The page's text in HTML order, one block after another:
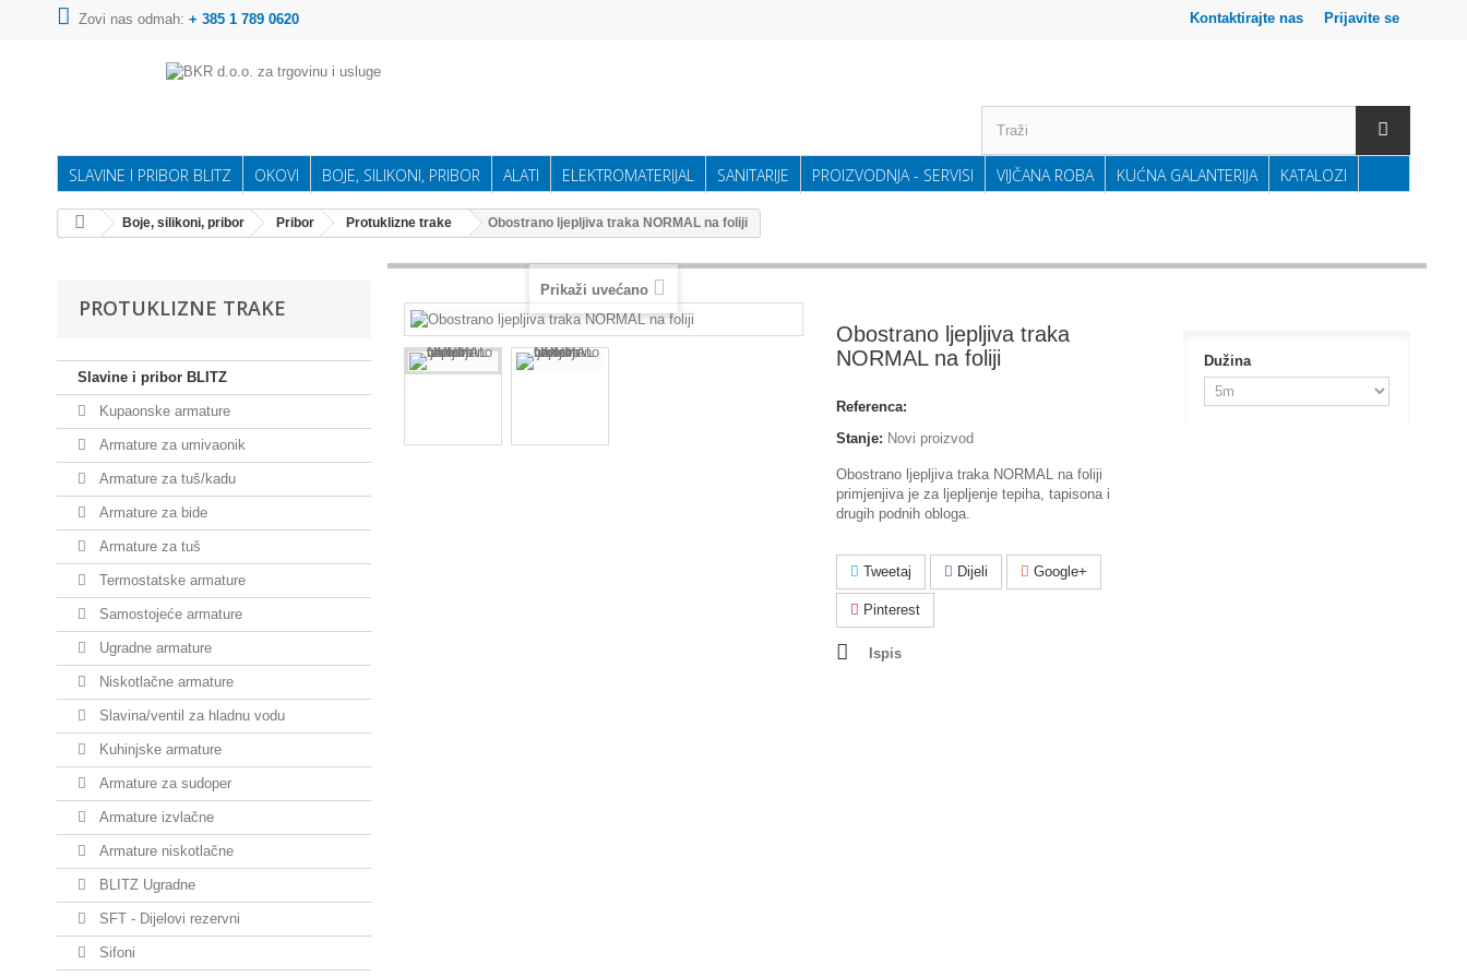
Prijavite se
Kontaktirajte nas
Zovi nas odmah: + 385 1 789 0620
SLAVINE I PRIBOR BLITZ OKOVI BOJE, SILIKONI, PRIBOR ALATI ELEKTROMATERIJAL SANITARIJE PROIZVODNJA - SERVISI VIJČANA ROBA KUĆNA GALANTERIJA KATALOZI
Boje, silikoni, pribor Pribor Protuklizne trake Obostrano ljepljiva traka NORMAL na foliji
PROTUKLIZNE TRAKE
Slavine i pribor BLITZ
Kupaonske armature
Armature za umivaonik
Armature za tuš/kadu
Armature za bide
Armature za tuš
Termostatske armature
Samostojeće armature
Ugradne armature
Niskotlačne armature
Slavina/ventil za hladnu vodu
Kuhinjske armature
Armature za sudoper
Armature izvlačne
Armature niskotlačne
BLITZ Ugradne
SFT - Dijelovi rezervni
Sifoni
Prikaži uvećano
Obostrano ljepljiva traka
NORMAL na foliji
Referenca:
Stanje: Novi proizvod
Obostrano ljepljiva traka NORMAL na foliji
primjenjiva je za ljepljenje tepiha, tapisona i
drugih podnih obloga.
Tweetaj Dijeli Google+
Pinterest
Ispis
Dužina